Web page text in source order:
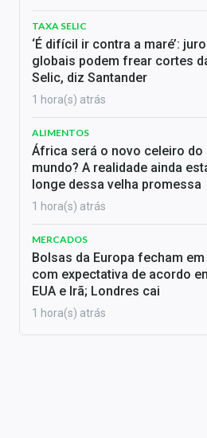
TAXA SELIC
‘É difícil ir contra a maré’:
globais podem frear cortes
Selic, diz Santander
1 hora(s) atrás
ALIMENTOS
África será o novo celeiro do
mundo? A realidade ainda
longe dessa velha promessa
1 hora(s) atrás
MERCADOS
Bolsas da Europa fecham em
com expectativa de acordo
EUA e Irã; Londres cai
1 hora(s) atrás